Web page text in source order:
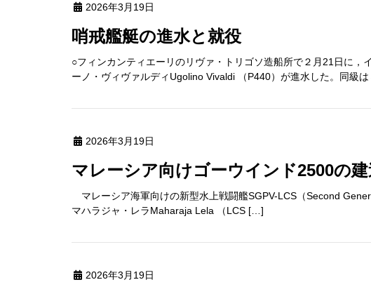
2026年3月19日
哨戒艦艇の進水と就役
○フィンカンティエーリのリヴァ・トリゴソ造船所で２月21日に，
ーノ・ヴィヴァルディUgolino Vivaldi （P440）が進水した。同級
2026年3月19日
マレーシア向けゴーウインド2500の
マレーシア海軍向けの新型水上戦闘艦SGPV-LCS（Second
マハラジャ・レラMaharaja Lela （LCS […]
2026年3月19日